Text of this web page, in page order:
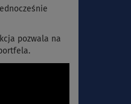
pozwala na